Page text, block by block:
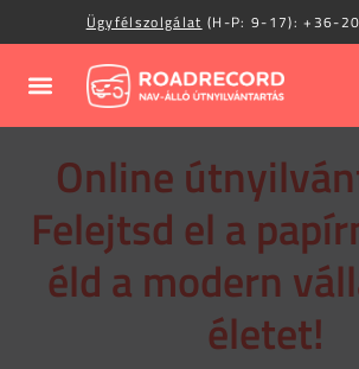
Ügyfélszolgálat (H-P: 9-17):+36-
Online
Felejtsd el a
éld a modern
életet!